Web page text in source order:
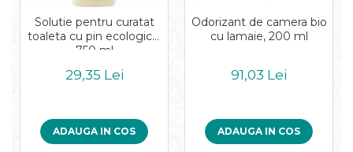
Solutie pentru curatat
toaleta cu pin ecologica,
750 ml
29,35 Lei
ADAUGA IN COS
Odorizant de camera bio
cu lamaie, 200 ml
91,03 Lei
ADAUGA IN COS